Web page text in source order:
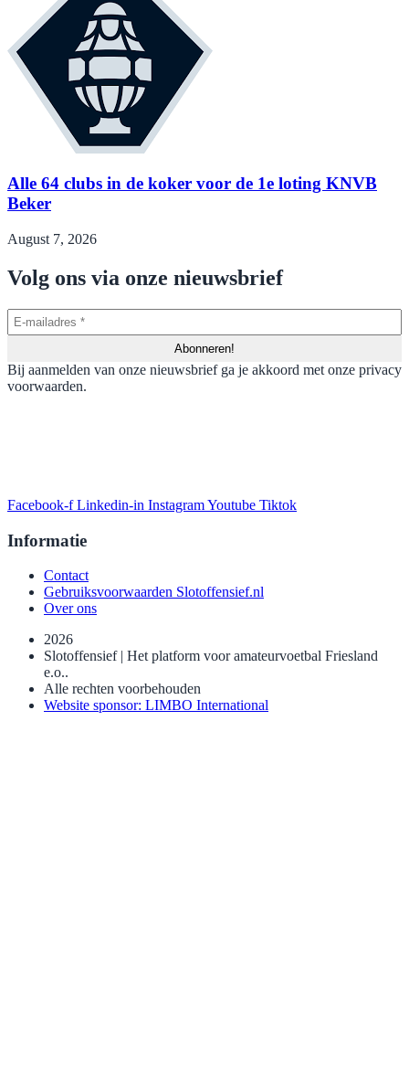
Alle 64 clubs in de koker voor de 1e loting KNVB
Beker
August 7, 2026
Volg ons via onze nieuwsbrief
Bij aanmelden van onze nieuwsbrief ga je akkoord met onze privacy
voorwaarden.
Facebook-f Linkedin-in InstagramYoutube Tiktok
Informatie
Contact
Gebruiksvoorwaarden Slotoffensief.nl
Over ons
2026
Slotoffensief | Het platform voor amateurvoetbal Friesland
e.o..
Alle rechten voorbehouden
Website sponsor: LIMBO International